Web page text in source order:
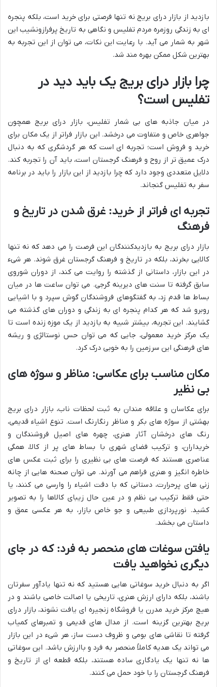
بازدید از بازار درای بریج نه تنها فرصتی برای خرید است، بلکه پنجره
ای به زندگی روزمره مردم تفلیس و نگاهی به تاریخ پرفرازونشیب این
شهر به شمار می آید. با رعایت این نکات، می توان از این تجربه به
بهترین شکل ممکن بهره مند شد.
چرا بازار درای بریج یک باید دید در
تفلیس است؟
در میان جاذبه های بی شمار تفلیس، بازار درای بریج همچون
جواهری خاص و متفاوت می درخشد. این بازار فراتر از یک مکان برای
خرید و فروش است؛ تجربه ای است که هر گردشگری که به دنبال
درک عمیق تر از روح و فرهنگ گرجستان است، باید آن را تجربه کند.
دلایل متعددی وجود دارد که چرا بازدید از این بازار را باید در برنامه
سفر به تفلیس گنجاند.
تجربه ای فراتر از خرید: غرق شدن در تاریخ و
فرهنگ
بازار درای بریج به بازدیدکنندگان این فرصت را می دهد که نه تنها
کالایی بخرند، بلکه در تاریخ و فرهنگ گرجستان غرق شوند. هر شیء
در این بازار، داستانی از گذشته را روایت می کند، از دوران شوروی
سابق گرفته تا سنت های دیرینه گرجی. می توان ساعت ها در میان
بساط ها قدم زد، به گفتگوهای فروشندگان گوش سپرد و با اشیایی
روبرو شد که هر کدام پنجره ای به زندگی و دوران های گذشته می
گشایند. این تجربه، بیشتر شبیه به بازدید از یک موزه زنده است تا
یک مرکز خرید معمولی، جایی که می توان حس نوستالژی و ریشه
های فرهنگی این سرزمین را به خوبی درک کرد.
مکان مناسب برای عکاسی: مناظر و سوژه های
بی نظیر
برای عکاسان و علاقه مندان به ثبت لحظات ناب، بازار درای بریج
بهشتی از سوژه های بکر و مناظر رنگارنگ است. تنوع اشیاء قدیمی،
رنگ های درخشان آثار هنری، چهره های اصیل فروشندگان و
خریداران، و ترکیب فضای شهری با بساط های پر از کالا، همگی
عناصری هستند که فرصت های بی نظیری را برای ثبت عکس های
خاطره انگیز و هنری فراهم می آورند. می توان صحنه هایی از چانه
زنی های پرحرارت، دستانی که با دقت اشیاء را وارسی می کنند، یا
حتی فقط ترکیب بی نظم و در عین حال زیبای کالاها را به تصویر
کشید. نورپردازی طبیعی و جو خاص بازار، به هر عکسی عمق و
داستان می بخشد.
یافتن سوغات های منحصر به فرد: که در جای
دیگری نخواهید یافت
اگر به دنبال خرید سوغاتی هایی هستید که نه تنها یادآور سفرتان
باشند، بلکه دارای ارزش هنری، تاریخی یا اصالت خاصی باشند و در
هیچ مرکز خرید مدرن یا فروشگاه زنجیره ای یافت نشوند، بازار درای
بریج بهترین گزینه است. از مدال های قدیمی و تمبرهای کمیاب
گرفته تا نقاشی های بومی و ظروف دست ساز، هر شیء در این بازار
می تواند یک هدیه کاملاً منحصر به فرد و باارزش باشد. این سوغاتی
ها نه تنها یک یادگاری ساده هستند، بلکه قطعه ای از تاریخ و
فرهنگ گرجستان را با خود حمل می کنند.